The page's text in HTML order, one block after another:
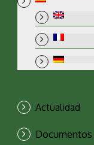
Actualidad
Documentos